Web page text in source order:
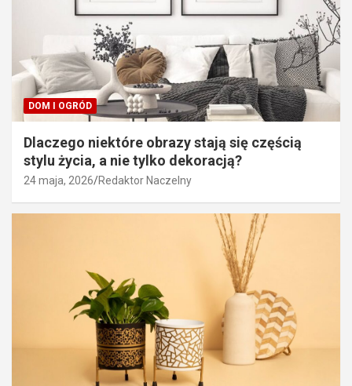
DOM I OGRÓD
Dlaczego niektóre obrazy stają się częścią
stylu życia, a nie tylko dekoracją?
24 maja, 2026 Redaktor Naczelny